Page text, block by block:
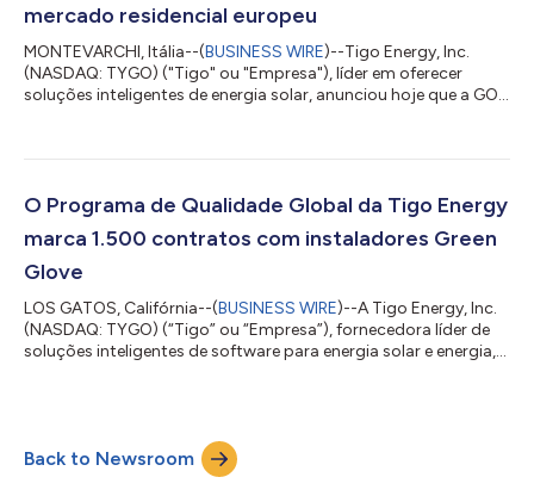
mercado residencial europeu
MONTEVARCHI, Itália--(BUSINESS WIRE)--Tigo Energy, Inc.
(NASDAQ: TYGO) ("Tigo" ou "Empresa"), líder em oferecer
soluções inteligentes de energia solar, anunciou hoje que a GO
enviada a clientes no mercado europeu, cumprindo com os
produto foi lançado em abril de 2026. A Empresa irá apresentar
demonstrações ao vivo do sistema GO Optimized ESS na In...
O Programa de Qualidade Global da Tigo Energy
marca 1.500 contratos com instaladores Green
Glove
LOS GATOS, Califórnia--(BUSINESS WIRE)--A Tigo Energy, Inc.
(NASDAQ: TYGO) (“Tigo” ou “Empresa”), fornecedora líder de
soluções inteligentes de software para energia solar e energia,
o compromisso contínuo da Empresa com a Qualidade Solar
Total e a oferecer a melhor experiência possível aos
instaladores participantes, como a...
Back to Newsroom